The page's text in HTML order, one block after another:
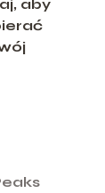
aby